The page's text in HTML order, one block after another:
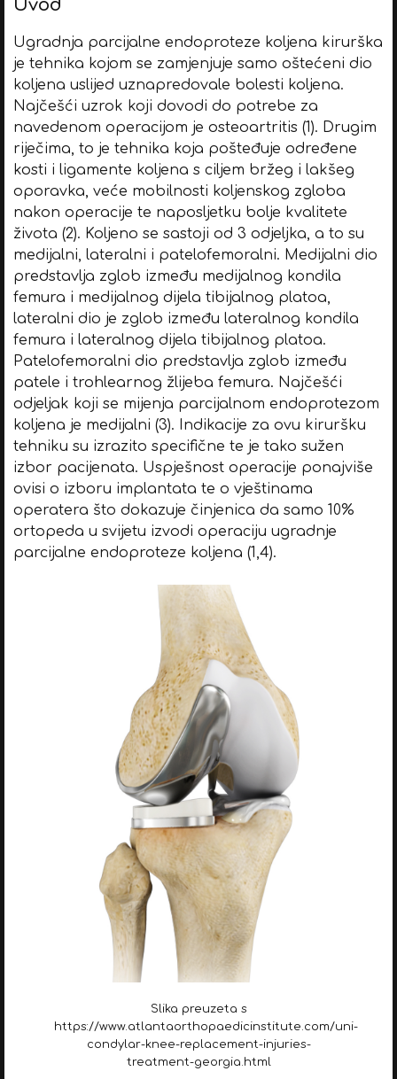
Uvod
Ugradnja parcijalne endoproteze koljena kirurška
je tehnika kojom se zamjenjuje samo oštećeni dio
koljena uslijed uznapredovale bolesti koljena.
Najčešći uzrok koji dovodi do potrebe za
navedenom operacijom je osteoartritis (1). Drugim
riječima, to je tehnika koja pošteđuje određene
kosti i ligamente koljena s ciljem bržeg i lakšeg
oporavka, veće mobilnosti koljenskog zgloba
nakon operacije te naposljetku bolje kvalitete
života (2). Koljeno se sastoji od 3 odjeljka, a to su
medijalni, lateralni i patelofemoralni. Medijalni dio
predstavlja zglob između medijalnog kondila
femura i medijalnog dijela tibijalnog platoa,
lateralni dio je zglob između lateralnog kondila
femura i lateralnog dijela tibijalnog platoa.
Patelofemoralni dio predstavlja zglob između
patele i trohlearnog žlijeba femura. Najčešći
odjeljak koji se mijenja parcijalnom endoprotezom
koljena je medijalni (3). Indikacije za ovu kiruršku
tehniku su izrazito specifične te je tako sužen
izbor pacijenata. Uspješnost operacije ponajviše
ovisi o izboru implantata te o vještinama
operatera što dokazuje činjenica da samo 10%
ortopeda u svijetu izvodi operaciju ugradnje
parcijalne endoproteze koljena (1,4).
Slika preuzeta s
https://www.atlantaorthopaedicinstitute.com/uni-
condylar-knee-replacement-injuries-
treatment-georgia.html